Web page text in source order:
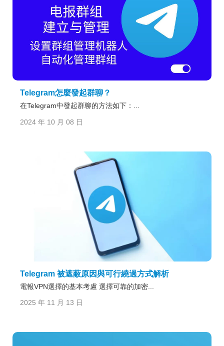
Telegram怎麼發起群聊？
在Telegram中發起群聊的方法如下：...
2024 年 10 月 08 日
Telegram 被遮蔽原因與可行繞過方式解析
電報VPN選擇的基本考慮 選擇可靠的加密...
2025 年 11 月 13 日